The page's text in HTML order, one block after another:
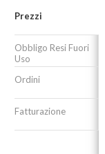
Prezzi
Obbligo Resi Fuori
Uso
Ordini
Fatturazione